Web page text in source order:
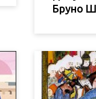
Бруно